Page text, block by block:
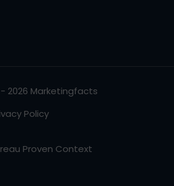
2026 Marketingfacts
Policy
Proven Context